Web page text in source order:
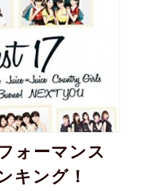
ォーマンス
キング！